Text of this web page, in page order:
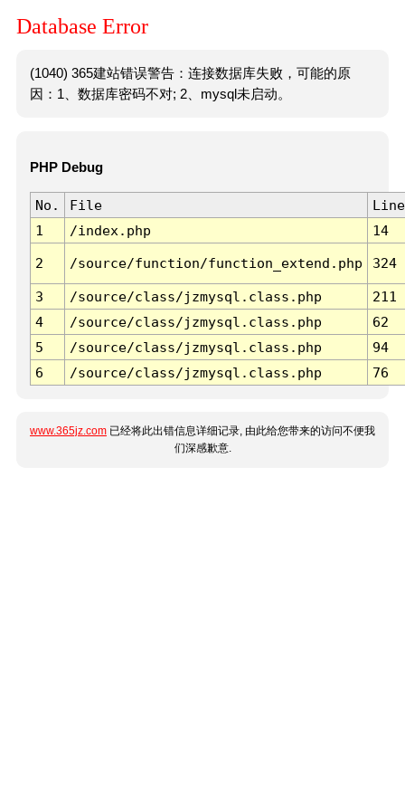
Database Error
(1040) 365建站错误警告：连接数据库失败，可能的原
因：1、数据库密码不对; 2、mysql未启动。
PHP Debug
No. File
Line
1
/index.php 14
2 /source/function/function_extend.php 324
3 /source/class/jzmysql.class.php
211
4
/source/class/jzmysql.class.php
62
5
/source/class/jzmysql.class.php
94
6
/source/class/jzmysql.class.php 76
www.365jz.com 已经将此出错信息详细记录, 由此给您带来的访问不便我
们深感歉意.